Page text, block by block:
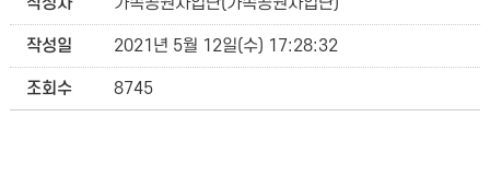
작성일 2021년 5월 12일(수) 17:28:32
조회수 8745